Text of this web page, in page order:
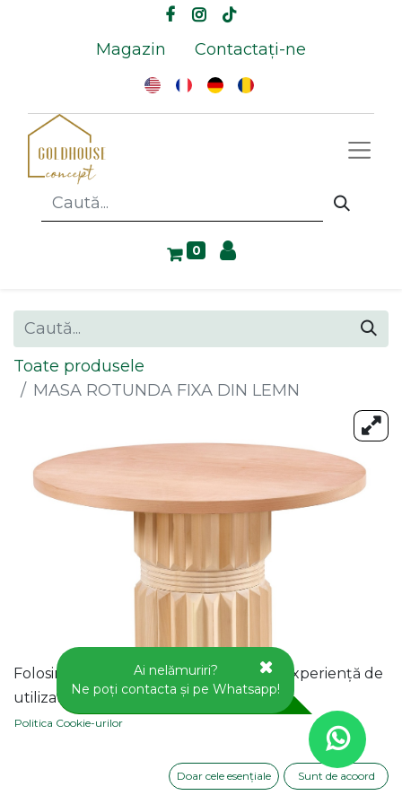
Magazin Contactați-ne
0
Toate produsele
MASA ROTUNDA FIXA DIN LEMN
Folosim cookie-uri pentru a vă oferi o experiență de
utilizator mai bună pe acest site web.
Politica Cookie-urilor
Doar cele esențiale Sunt de acoord
Ai nelămuriri?
Ne poți contacta și pe Whatsapp!